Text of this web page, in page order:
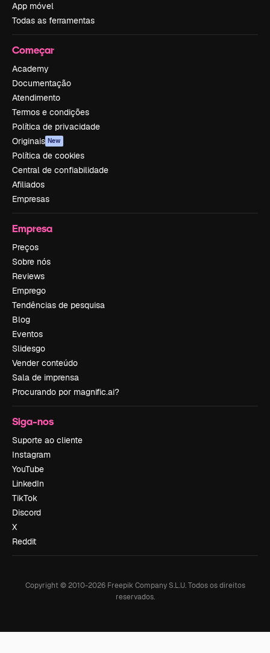
App móvel
Todas as ferramentas
Começar
Academy
Documentação
Atendimento
Termos e condições
Política de privacidade
Originais New
Política de cookies
Central de confiabilidade
Afiliados
Empresas
Empresa
Preços
Sobre nós
Reviews
Emprego
Tendências de pesquisa
Blog
Eventos
Slidesgo
Vender conteúdo
Sala de imprensa
Procurando por magnific.ai?
Siga-nos
Suporte ao cliente
Instagram
YouTube
LinkedIn
TikTok
Discord
X
Reddit
Copyright © 2010-2026Freepik Company S.L.U. Todos os direitos
reservados.